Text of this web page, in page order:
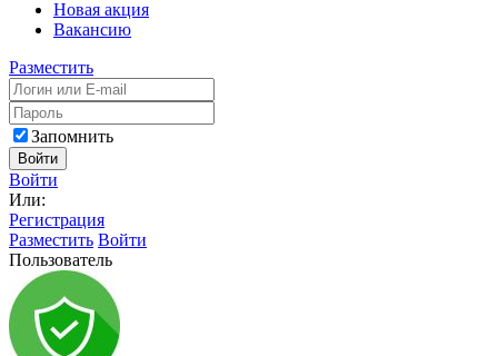
Новая акция
Вакансию
Разместить
Запомнить
Войти
Войти
Или:
Регистрация
Разместить Войти
Пользователь